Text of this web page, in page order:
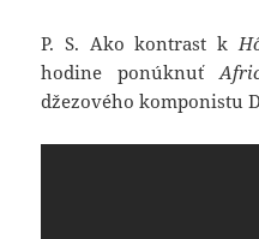
P. S. Ako kontrast k
hodine ponúknuť
džezového komponistu